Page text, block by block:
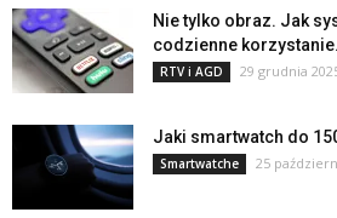
Nie tylko obraz. Jak
codzienne
RTV i AGD 29 grudnia
Jaki smartwatch do
Smartwatche 25